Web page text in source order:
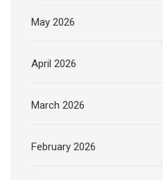
May 2026
April 2026
March 2026
February 2026